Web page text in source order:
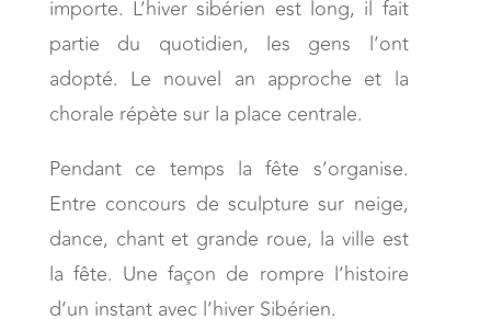
importe. L’hiver sibérien est long, il fait
partie du quotidien, les gens l’ont
adopté. Le nouvel an approche et la
chorale répète sur la place centrale.
Pendant ce temps la fête s’organise.
Entre concours de sculpture sur neige,
dance, chant et grande roue, la ville est
la fête. Une façon de rompre l’histoire
d’un instant avec l’hiver Sibérien.